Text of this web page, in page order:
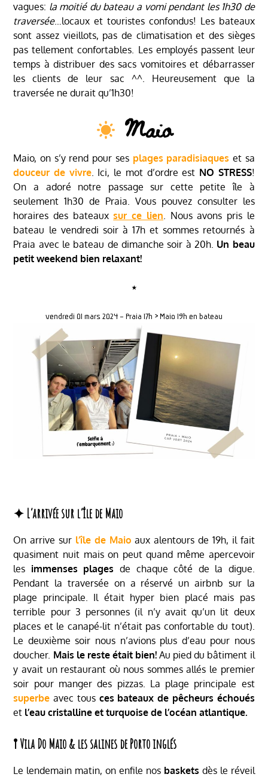
vagues: la moitié du bateau a vomi pendant les 1h30 de
traversée…locaux et touristes confondus! Les bateaux
sont assez vieillots, pas de climatisation et des sièges
pas tellement confortables. Les employés passent leur
temps à distribuer des sacs vomitoires et débarrasser
les clients de leur sac ^^. Heureusement que la
traversée ne durait qu’1h30!
Maio
Maio, on s’y rend pour ses plages paradisiaques et sa
douceur de vivre. Ici, le mot d’ordre est NO STRESS!
On a adoré notre passage sur cette petite île à
seulement 1h30 de Praia. Vous pouvez consulter les
horaires des bateauxsur ce lien. Nous avons pris le
bateau le vendredi soir à 17h et sommes retournés à
Praia avec le bateau de dimanche soir à 20h. Un beau
petit weekend bien relaxant!
⋆
vendredi 01 mars 2024 – Praia 17h > Maio 19h en bateau
✦ L’arrivée sur l’île de Maio
On arrive sur l’île de Maio aux alentours de 19h, il fait
quasiment nuit mais on peut quand même apercevoir
les immenses plages de chaque côté de la digue.
Pendant la traversée on a réservé un airbnb sur la
plage principale. Il était hyper bien placé mais pas
terrible pour 3 personnes (il n’y avait qu’un lit deux
places et le canapé-lit n’était pas confortable du tout).
Le deuxième soir nous n’avions plus d’eau pour nous
doucher. Mais le reste était bien!Au pied du bâtiment il
y avait un restaurant où nous sommes allés le premier
soir pour manger des pizzas. La plage principale est
superbe avec tous ces bateaux de pêcheurs échoués
et l’eau cristalline et turquoise de l’océan atlantique.
𖡡 Vila Do Maio & les salines de Porto inglés
Le lendemain matin, on enfile nos baskets dès le réveil